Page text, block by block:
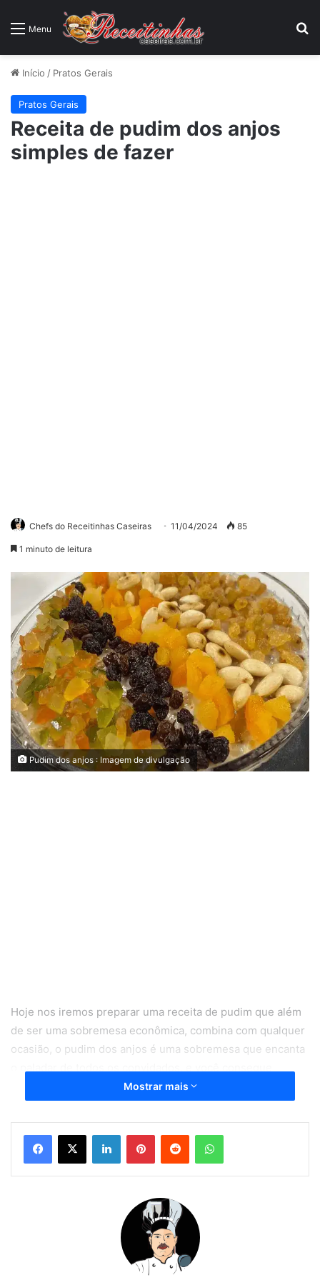
Menu
Início / Pratos Gerais
Pratos Gerais
Receita de pudim dos anjos
simples de fazer
Chefs do Receitinhas Caseiras 11/04/2024 85
1 minuto de leitura
Pudim dos anjos : Imagem de divulgação
Hoje nos iremos preparar uma receita de pudim que além
de ser uma sobremesa econômica, combina com qualquer
ocasião, o pudim dos anjos é uma sobremesa que encanta
preparar em poucos minutos, usando ingredientes
acessíveis e muito barato.
Se você é uma pessoa que gosta inovar na cozinha, este
pudim é uma excelente opção para você fazer e servir na
sobremesa. Para você não errar na hora de preparar esta
deliciosa sobremesa, estarei deixando um passo a passo
simples, que basta você seguir para o seu pudim ser um
Ingredientes do pudim dos
Mostrar mais
LinkedinPinterestReddit WhatsApp